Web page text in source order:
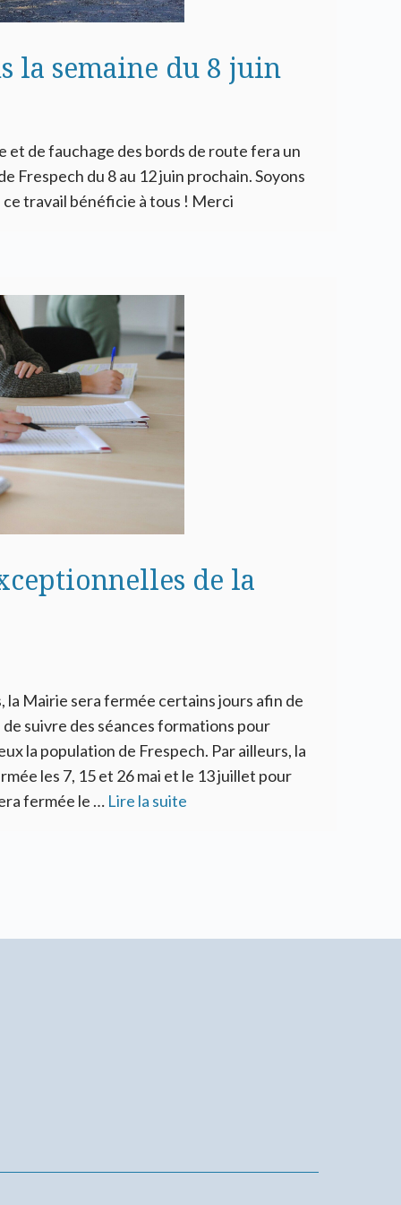
la semaine du 8 juin
et de fauchage des bords de route fera un
Frespech du 8 au 12 juin prochain. Soyons
travail bénéficie à tous ! Merci
de la
la Mairie sera fermée certains jours afin de
suivre des séances formations pour
la population de Frespech. Par ailleurs, la
les 7, 15 et 26 mai et le 13 juillet pour
fermée le … Lire la suite